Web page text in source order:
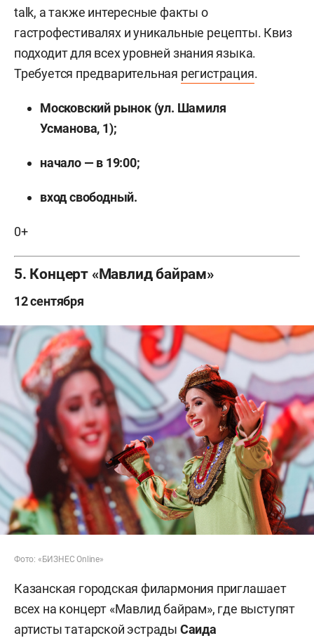
talk, а также интересные факты о
гастрофестивалях и уникальные рецепты. Квиз
подходит для всех уровней знания языка.
Требуется предварительная регистрация.
Московский рынок (ул. Шамиля
Усманова, 1);
начало — в 19:00;
вход свободный.
0+
5. Концерт «Мавлид байрам»
12 сентября
Фото: «БИЗНЕС Online»
Казанская городская филармония приглашает
всех на концерт «Мавлид байрам», где выступят
артисты татарской эстрады Саида